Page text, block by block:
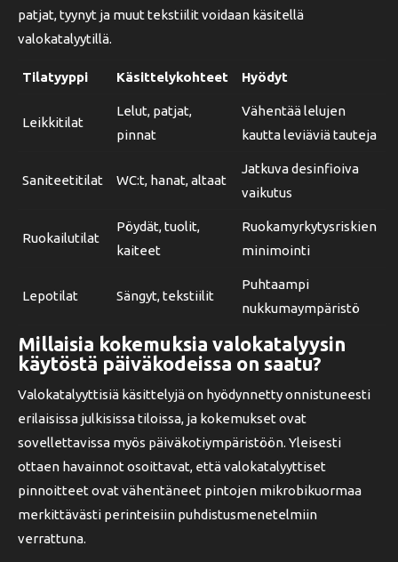
patjat, tyynyt ja muut tekstiilit voidaan käsitellä
valokatalyytillä.
Tilatyyppi Käsittelykohteet Hyödyt
Leikkitilat
Lelut, patjat,
pinnat
Vähentää lelujen
kautta leviäviä tauteja
Saniteetitilat WC:t, hanat, altaat
Jatkuva desinfioiva
vaikutus
Ruokailutilat
Pöydät, tuolit,
kaiteet
Ruokamyrkytysriskien
minimointi
Lepotilat Sängyt, tekstiilit
Puhtaampi
nukkumaympäristö
Millaisia kokemuksia valokatalyysin
käytöstä päiväkodeissa on saatu?
Valokatalyyttisiä käsittelyjä on hyödynnetty onnistuneesti
erilaisissa julkisissa tiloissa, ja kokemukset ovat
sovellettavissa myös päiväkotiympäristöön. Yleisesti
ottaen havainnot osoittavat, että valokatalyyttiset
pinnoitteet ovat vähentäneet pintojen mikrobikuormaa
merkittävästi perinteisiin puhdistusmenetelmiin
verrattuna.